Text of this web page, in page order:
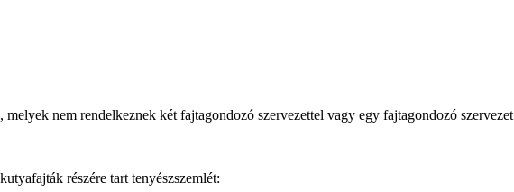
nem rendelkeznek két fajtagondozó szervezettel vagy egy fajtagondozó
részére tart tenyészszemlét: